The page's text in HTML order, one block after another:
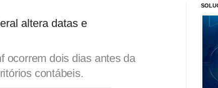
altera datas e
ocorrem dois dias antes da
contábeis.